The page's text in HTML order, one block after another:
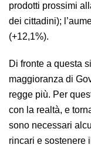
prodotti prossimi
dei cittadini);
(+12,1%).
Di fronte a questa
maggioranza di
regge più. Per
con la realtà, e
sono necessari
rincari e sostenere